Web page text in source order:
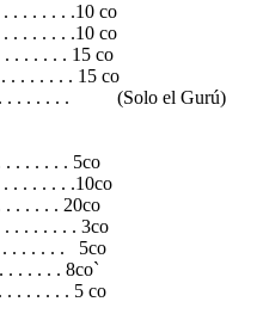
. . . . . . .10 co
. . . . . . .10 co
. . . . . . 15 co
. . . . . . . 15 co
. . . . . . . . . (Solo el Gurú)
. . . . . . . 5co
. . . . . . .10co
. . . . . . 20co
. . . . . . . . 3co
. . . . . . . 5co
. . . . . . 8co`
. . . . . . . 5 co